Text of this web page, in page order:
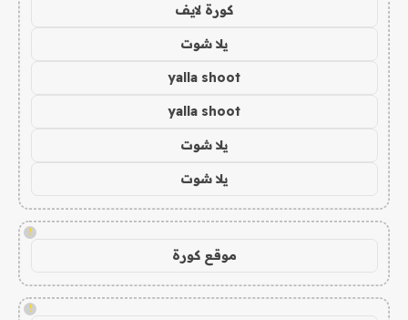
كورة لايف
يلا شوت
yalla shoot
yalla shoot
يلا شوت
يلا شوت
!
موقع كورة
!